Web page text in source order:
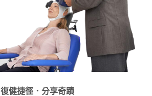
復健捷徑．分享奇蹟